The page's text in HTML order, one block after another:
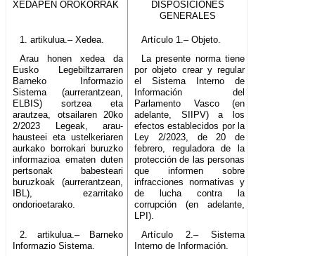
XEDAPEN OROKORRAK
DISPOSICIONES
GENERALES
1. artikulua.– Xedea.
Artículo 1.– Objeto.
Arau honen xedea da
Eusko Legebiltzarraren
Barneko Informazio
Sistema (aurrerantzean,
ELBIS) sortzea eta
arautzea, otsailaren 20ko
2/2023 Legeak, arau-
hausteei eta ustelkeriaren
aurkako borrokari buruzko
informazioa ematen duten
pertsonak babesteari
buruzkoak (aurrerantzean,
IBL), ezarritako
ondorioetarako.
La presente norma tiene
por objeto crear y regular
el Sistema Interno de
Información del
Parlamento Vasco (en
adelante, SIIPV) a los
efectos establecidos por la
Ley 2/2023, de 20 de
febrero, reguladora de la
protección de las personas
que informen sobre
infracciones normativas y
de lucha contra la
corrupción (en adelante,
LPI).
2. artikulua.– Barneko
Informazio Sistema.
Artículo 2.– Sistema
Interno de Información.